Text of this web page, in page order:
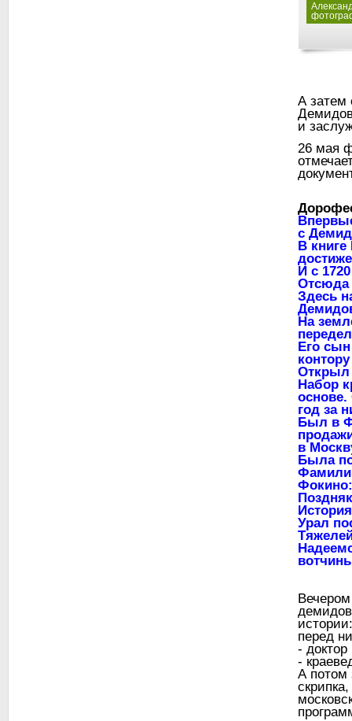
А затем
и
26 мая
с
В
И с
Отсюда
Здесь
На
Его
Открыл
Набор
основе.
год за
Был в
в
Была
Урал
истории:
перед
-
-
А потом